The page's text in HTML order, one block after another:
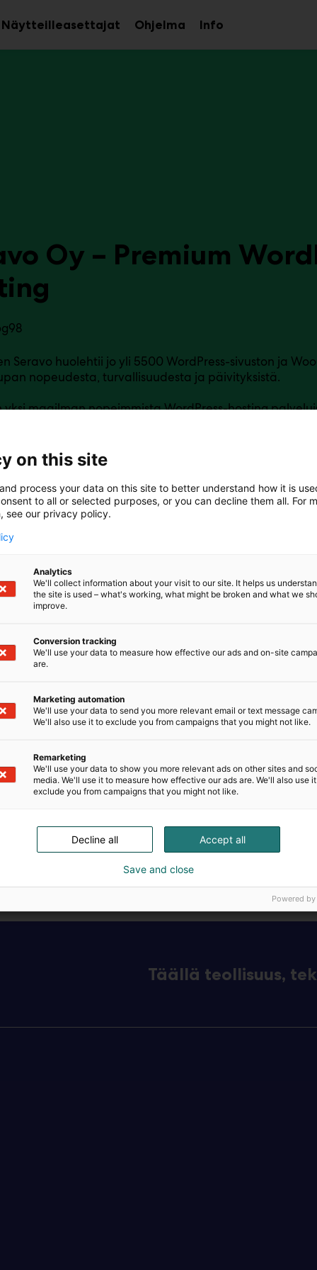
NäytteilleasettajatAvaa
alavalikko
Ohjelma InfoAvaa
alavalikko
Oy – Premium
Seravo huolehtii jo yli 5500 WordPress-sivuston ja
nopeudesta, turvallisuudesta ja päivityksistä.
yksi maailman nopeimmista WordPress-hosting
hosting palveluista poiketen valvomme sivustoasi 24/7.
tietoturva sisältyy olennaisena osana
et jää yksin pulaan sivustosi kanssa, tukenasi
ovat vihreät: palvelimemme käyttävät uusiutuvia
vastuu on toimintamme kulmakiviä, tuemme mm.
Täällä teollisuus,
on this site
process your data on this site to better understand how it is
to all or selected purposes, or you can decline them all. For
see our privacy policy.
Analytics
We'll collect information about your visit to our site. It helps us
the site is used – what's working, what might be broken and what we
improve.
Conversion tracking
We'll use your data to measure how effective our ads and on-site
are.
Marketing automation
We'll use your data to send you more relevant email or text message
We'll also use it to exclude you from campaigns that you might not like.
Remarketing
We'll use your data to show you more relevant ads on other sites and
media. We'll use it to measure how effective our ads are. We'll also use
exclude you from campaigns that you might not like.
Accept all
Decline all
Save and close
Powered by